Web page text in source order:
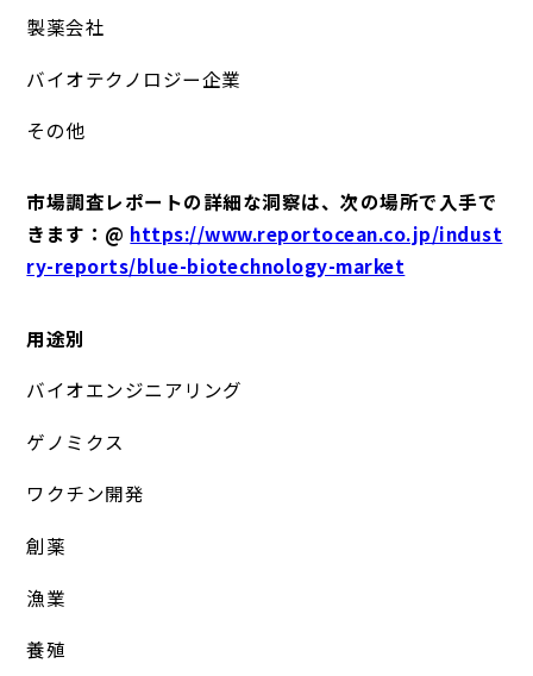
製薬会社
バイオテクノロジー企業
その他
市場調査レポートの詳細な洞察は、次の場所で入手で
きます：@ https://www.reportocean.co.jp/indust
ry-reports/blue-biotechnology-market
用途別
バイオエンジニアリング
ゲノミクス
ワクチン開発
創薬
漁業
養殖